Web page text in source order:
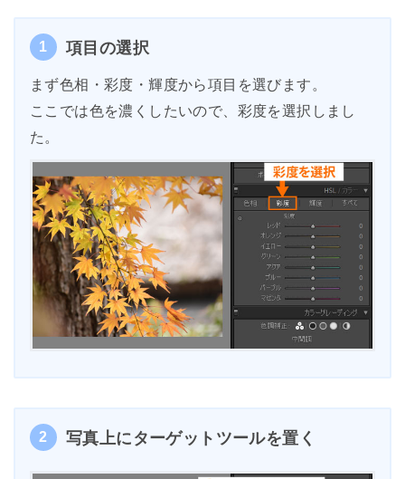
1 項目の選択
まず色相・彩度・輝度から項目を選びます。
ここでは色を濃くしたいので、彩度を選択しまし
た。
2 写真上にターゲットツールを置く